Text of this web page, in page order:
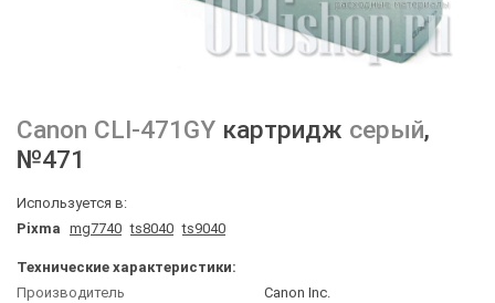
Canon CLI-471GY картридж серый,
№471
Используется в:
Pixma mg7740 ts8040 ts9040
Технические характеристики:
Производитель
Canon Inc.